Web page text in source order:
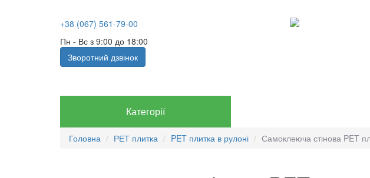
+38 (067) 561-79-00
Пн - Вс з 9:00 до 18:00
Зворотний дзвінок
Категорії
Головна РЕТ плитка PET плитка в рулоні Самоклеюча стінова PET